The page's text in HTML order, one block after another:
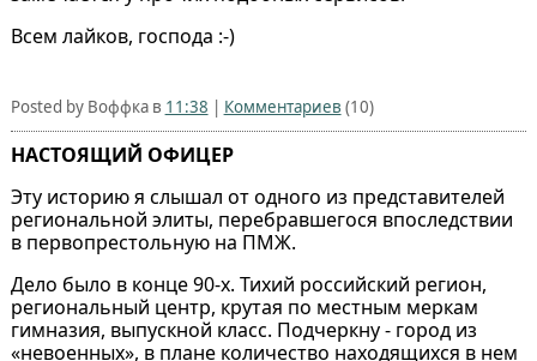
Всем лайков, господа :-)
Posted by Воффка в 11:38 | Комментариев (10)
НАСТОЯЩИЙ ОФИЦЕР
Эту историю я слышал от одного из представителей
региональной элиты, перебравшегося впоследствии
в первопрестольную на ПМЖ.
Дело было в конце 90-х. Тихий российский регион,
региональный центр, крутая по местным меркам
гимназия, выпускной класс. Подчеркну - город из
«невоенных», в плане количество находящихся в нем